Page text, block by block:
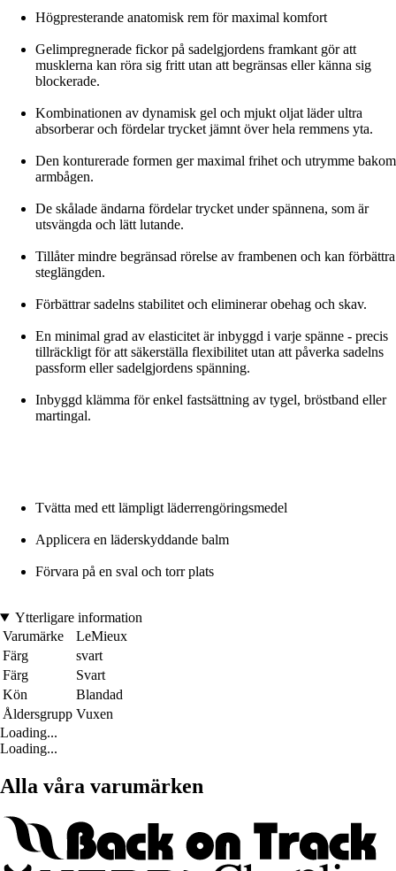
Högpresterande anatomisk rem för maximal komfort
Gelimpregnerade fickor på sadelgjordens framkant gör att
musklerna kan röra sig fritt utan att begränsas eller känna sig
blockerade.
Kombinationen av dynamisk gel och mjukt oljat läder ultra
absorberar och fördelar trycket jämnt över hela remmens yta.
Den konturerade formen ger maximal frihet och utrymme bakom
armbågen.
De skålade ändarna fördelar trycket under spännena, som är
utsvängda och lätt lutande.
Tillåter mindre begränsad rörelse av frambenen och kan förbättra
steglängden.
Förbättrar sadelns stabilitet och eliminerar obehag och skav.
En minimal grad av elasticitet är inbyggd i varje spänne - precis
tillräckligt för att säkerställa flexibilitet utan att påverka sadelns
passform eller sadelgjordens spänning.
Inbyggd klämma för enkel fastsättning av tygel, bröstband eller
martingal.
Tvätta med ett lämpligt läderrengöringsmedel
Applicera en läderskyddande balm
Förvara på en sval och torr plats
Ytterligare information
Varumärke
LeMieux
Färg
svart
Färg
Svart
Kön
Blandad
Åldersgrupp Vuxen
Loading...
Loading...
Alla våra varumärken